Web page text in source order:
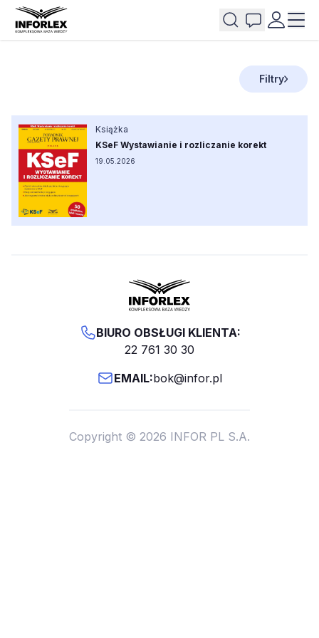
Filtry
Książka
KSeF Wystawianie i rozliczanie korekt
19.05.2026
BIURO OBSŁUGI KLIENTA:
22 761 30 30
EMAIL:bok@infor.pl
Copyright © 2026 INFOR PL S.A.